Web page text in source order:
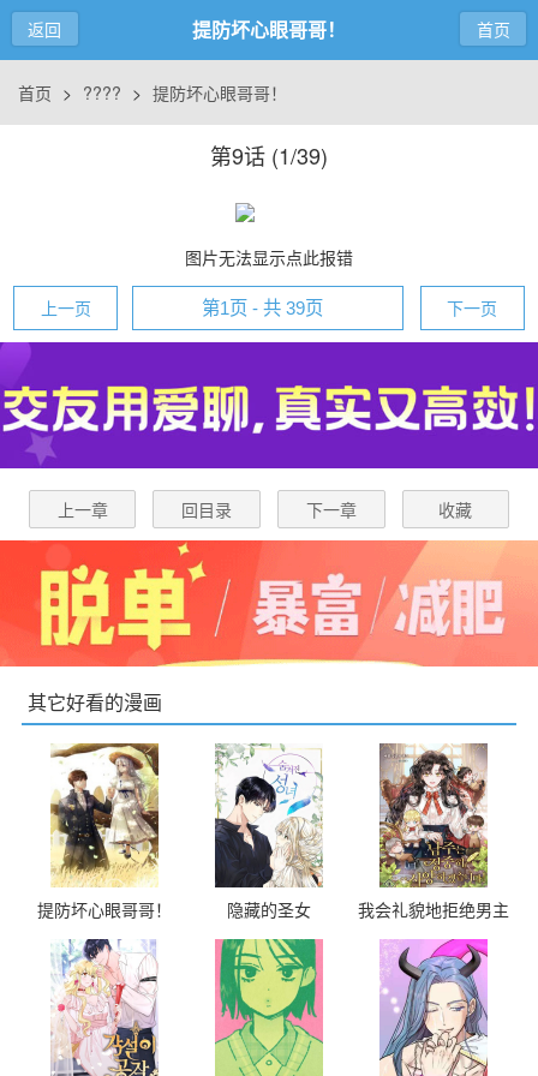
返回 提防坏心眼哥哥！ 首页
首页 > ???? > 提防坏心眼哥哥！
第9话 (1/39)
图片无法显示点此报错
上一页 下一页
上一章 回目录 下一章 收藏
其它好看的漫画
提防坏心眼哥哥！ 隐藏的圣女
我会礼貌地拒绝男主
角